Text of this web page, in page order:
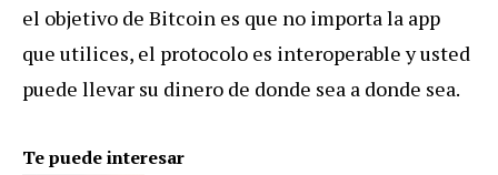
el objetivo de Bitcoin es que no importa la app
que utilices, el protocolo es interoperable y usted
puede llevar su dinero de donde sea a donde sea.
Te puede interesar